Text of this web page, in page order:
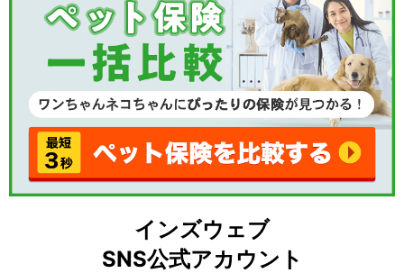
インズウェブ
SNS公式アカウント